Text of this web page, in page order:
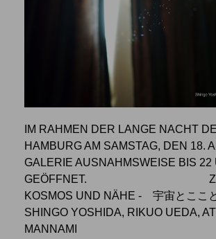
IM RAHMEN DER LANGE NACHT
HAMBURG AM SAMSTAG, DEN 18.
GALERIE AUSNAHMSWEISE BIS 22
GEÖFFNET.
KOSMOS UND NÄHE - 宇宙とここ
SHINGO YOSHIDA, RIKUO UEDA,
MANNAMI